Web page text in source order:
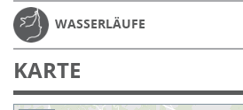
WASSERLÄUFE
KARTE